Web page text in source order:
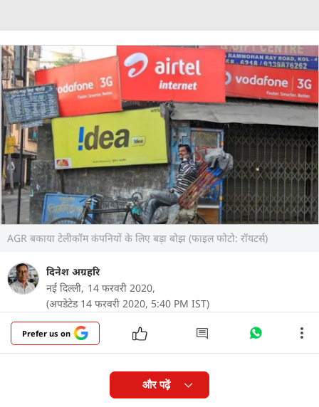
AGR बकाया टेलीकॉम कंपनियों के लिए बड़ा बोझ (फाइल फोटो: रॉयटर्स)
दिनेश अग्रहरि
नई दिल्ली, 14 फरवरी 2020,
(अपडेटेड 14 फरवरी 2020, 5:40 PM IST)
Prefer us on
और पढ़ें